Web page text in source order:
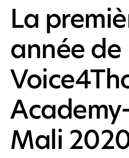
La
année de
Mali